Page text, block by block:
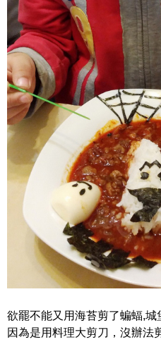
欲罷不能又用海苔剪了蝙蝠,城
因為是用料理大剪刀，沒辦法